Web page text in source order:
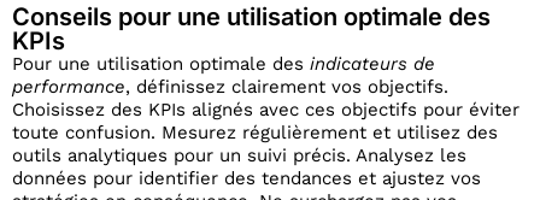
Conseils pour une utilisation optimale des
KPIs
Pour une utilisation optimale des indicateurs de
performance, définissez clairement vos objectifs.
Choisissez des KPIs alignés avec ces objectifs pour éviter
toute confusion. Mesurez régulièrement et utilisez des
outils analytiques pour un suivi précis. Analysez les
données pour identifier des tendances et ajustez vos